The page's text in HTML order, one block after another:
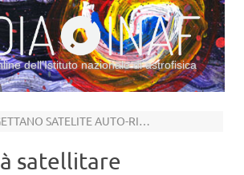
dell’Istituto nazionale di astrofisica
STUDENTI PROGETTANO SATELITE AUTO-RIGENERANTE
satellitare